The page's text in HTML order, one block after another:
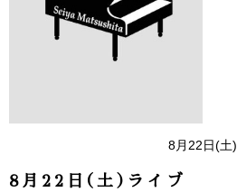
8月22日(土)
8月22日(土)ライブ